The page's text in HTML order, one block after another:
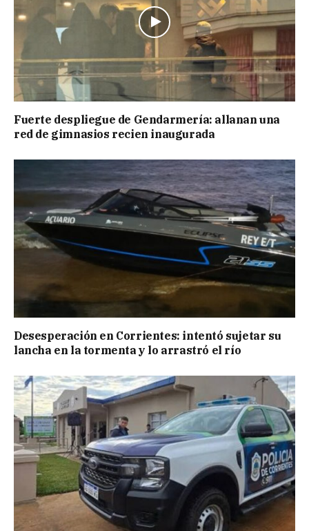
Fuerte despliegue de Gendarmería: allanan una
red de gimnasios recien inaugurada
Desesperación en Corrientes: intentó sujetar su
lancha en la tormenta y lo arrastró el río